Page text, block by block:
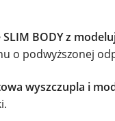
BODY z
o podwyższonej
wyszczupla i